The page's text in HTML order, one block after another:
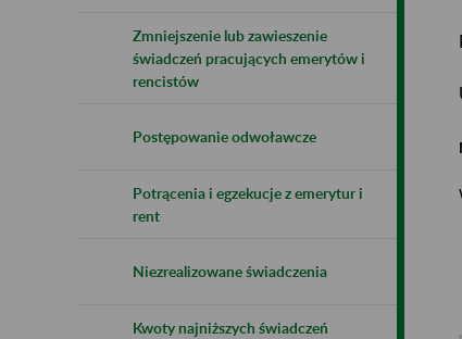
Zmniejszenie lub zawieszenie
świadczeń pracujących emerytów i
rencistów
Postępowanie odwoławcze
Potrącenia i egzekucje z emerytur i
rent
Niezrealizowane świadczenia
Kwoty najniższych świadczeń